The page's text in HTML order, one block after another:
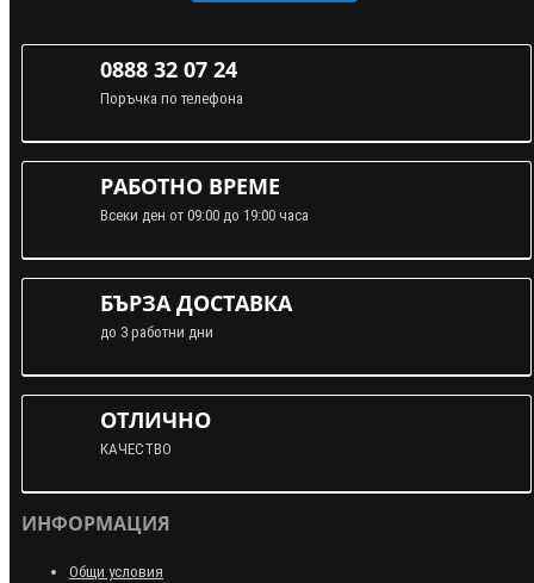
0888 32 07 24
Поръчка по телефона
РАБОТНО ВРЕМЕ
Всеки ден от 09:00 до 19:00 часа
БЪРЗА ДОСТАВКА
до 3 работни дни
ОТЛИЧНО
КАЧЕСТВО
ИНФОРМАЦИЯ
Общи условия